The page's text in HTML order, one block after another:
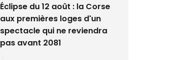
Éclipse du 12 août : la Corse
aux premières loges d'un
spectacle qui ne reviendra
pas avant 2081